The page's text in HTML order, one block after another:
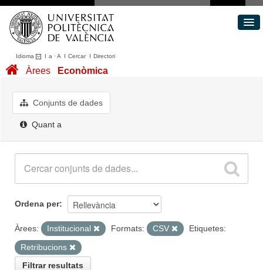
Idioma I a ·A I CercarI Directori
Conjunts de dades
Quant a
Àrees Econòmica
Conjunts de dades
Quant a
Ordena per
Àrees: Institucional Formats: CSV
Etiquetes:
Retribucions
Filtrar resultats